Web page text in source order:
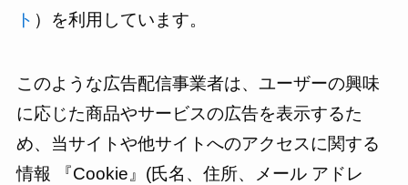
ト ）を利用しています。
このような広告配信事業者は、ユーザーの興味
に応じた商品やサービスの広告を表示するた
め、当サイトや他サイトへのアクセスに関する
情報 『Cookie』(氏名、住所、メール アドレ